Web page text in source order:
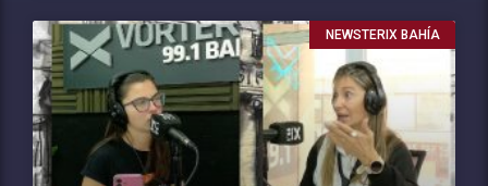
NEWSTERIX BAHÍA